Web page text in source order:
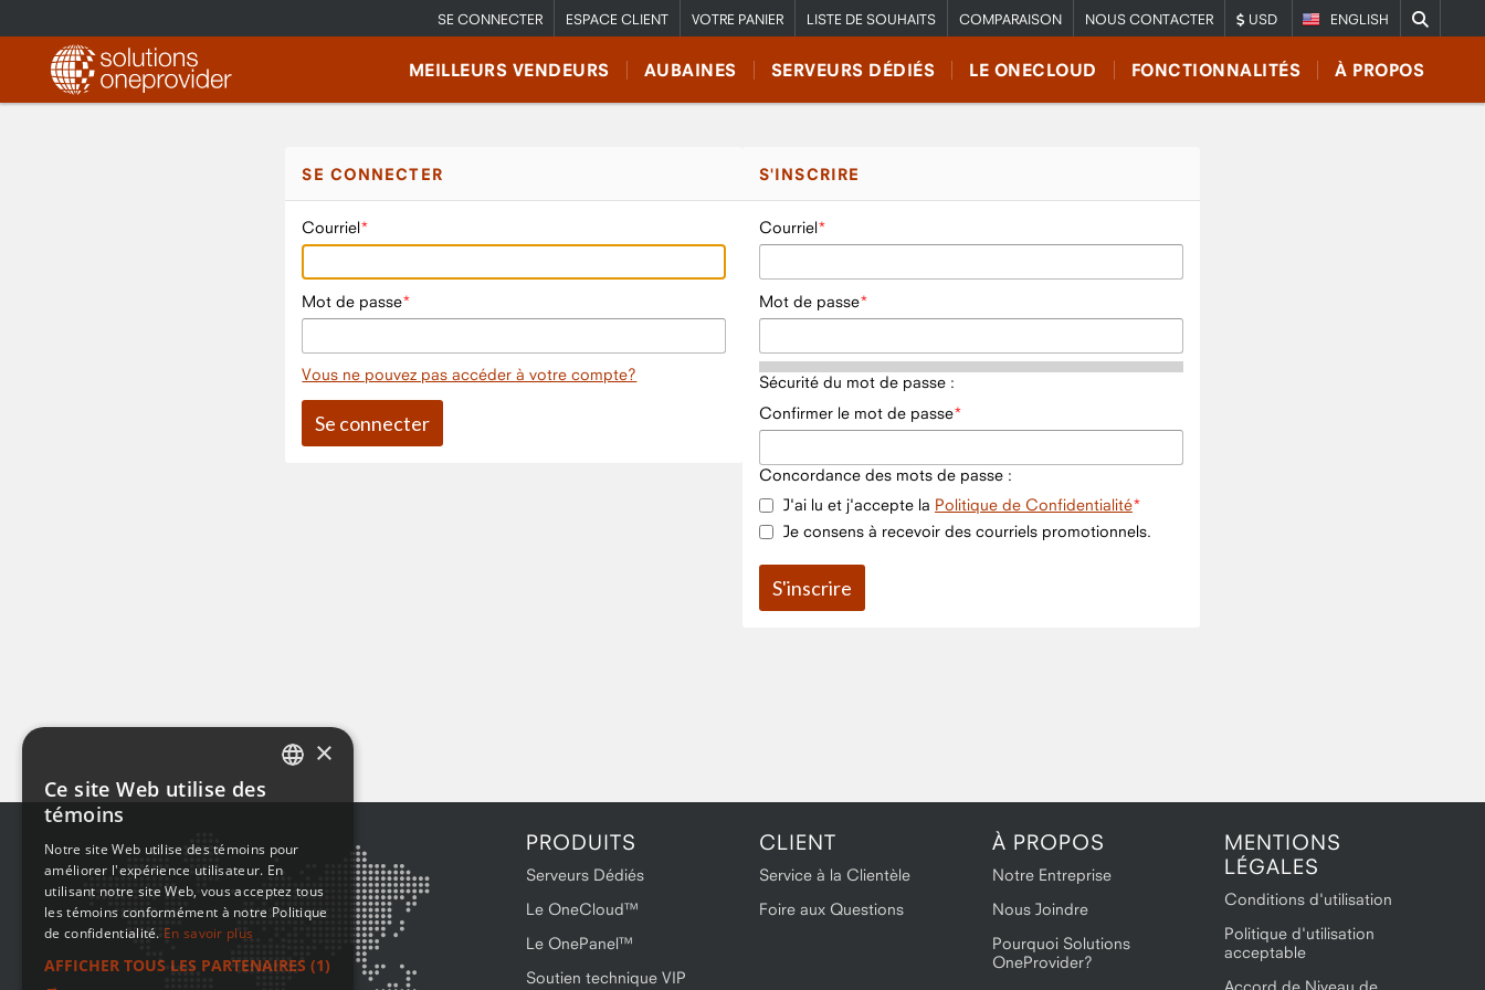
ENGLISH
SE CONNECTER ESPACE CLIENT VOTRE PANIER LISTE DE SOUHAITS COMPARAISON NOUS CONTACTER USD
MEILLEURS VENDEURS AUBAINES SERVEURS DÉDIÉS LE ONECLOUD FONCTIONNALITÉS À PROPOS
SE CONNECTER
Courriel
Mot de passe
Vous ne pouvez pas accéder à votre compte?
S'INSCRIRE
Courriel
Mot de passe
Sécurité du mot de passe :
Confirmer le mot de passe
Concordance des mots de passe :
J'ai lu et j'accepte la Politique de Confidentialité
Je consens à recevoir des courriels promotionnels.
PRODUITS
Serveurs Dédiés
Le OneCloud™
Le OnePanel™
Soutien technique VIP
CLIENT
Service à la Clientèle
Foire aux Questions
À PROPOS
Notre Entreprise
Nous Joindre
Pourquoi Solutions
OneProvider?
MENTIONS
LÉGALES
Conditions d'utilisation
Politique d'utilisation
acceptable
Accord de Niveau de
×
Ce site Web utilise des
témoins
Notre site Web utilise des témoins pour
améliorer l'expérience utilisateur. En
utilisant notre site Web, vous acceptez tous
les témoins conformément à notre Politique
de confidentialité. En savoir plus
AFFICHER TOUS LES PARTENAIRES (1)